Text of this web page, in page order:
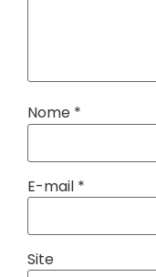
Nome *
E-mail *
Site